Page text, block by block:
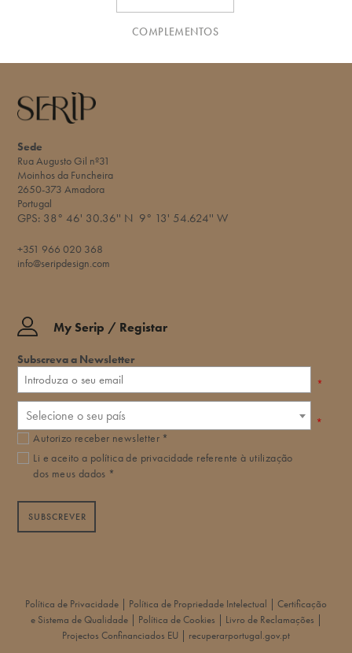
COMPLEMENTOS
Sede
Rua Augusto Gil nº31
Moinhos da Funcheira
2650-373 Amadora
Portugal
GPS: 38° 46' 30.36'' N 9° 13' 54.624'' W​
+351 966 020 368
info@seripdesign.com
My Serip / Registar
Subscreva a Newsletter
*
Selecione o seu país *
Autorizo receber newsletter *
Li e aceito a política de privacidade referente à utilização
dos meus dados *
SUBSCREVER
Política de Privacidade | Política de Propriedade Intelectual | Certificação
e Sistema de Qualidade| Política de Cookies | Livro de Reclamações |
Projectos Confinanciados EU | recuperarportugal.gov.pt